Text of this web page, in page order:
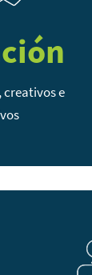
creativos e